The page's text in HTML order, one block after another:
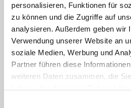
personalisieren, Funktionen für
zu können und die Zugriffe auf
analysieren. Außerdem geben wir
Verwendung unserer Website an
soziale Medien, Werbung und
Partner führen diese
weiteren Daten zusammen, die
haben oder die sie im Rahmen